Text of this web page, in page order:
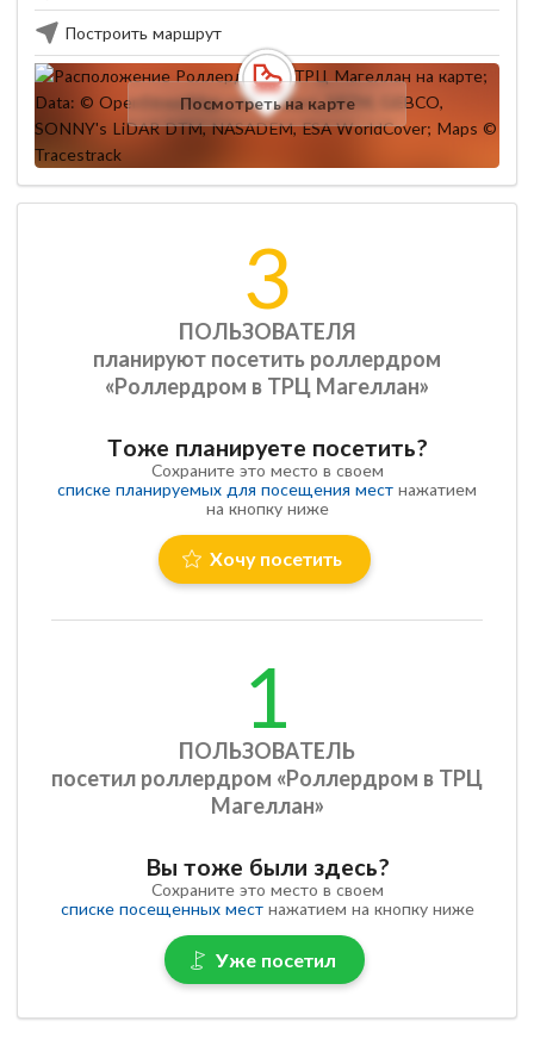
Построить маршрут
Посмотреть на карте
3
ПОЛЬЗОВАТЕЛЯ
планируют посетить роллердром
«Роллердром в ТРЦ Магеллан»
Тоже планируете посетить?
Сохраните это место в своем
списке планируемых для посещения мест нажатием
на кнопку ниже
Хочу посетить
1
ПОЛЬЗОВАТЕЛЬ
посетил роллердром «Роллердром в ТРЦ
Магеллан»
Вы тоже были здесь?
Сохраните это место в своем
списке посещенных местнажатием на кнопку ниже
Уже посетил